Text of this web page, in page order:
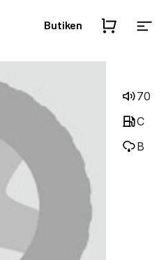
Butiken
70
C
B